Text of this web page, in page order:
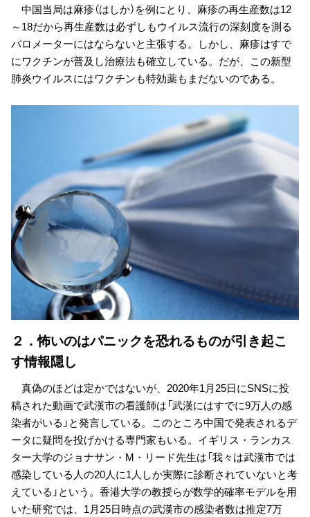
中国当局は麻疹（はしか）を例にとり、麻疹の再生産数は12
～18だから再生産数は必ずしもウイルス流行の深刻度を測る
バロメーターにはならないと主張する。しかし、麻疹はすで
にワクチンが普及し治療法も確立している。だが、この新型
肺炎ウイルスにはワクチンも特効薬もまだないのである。
２．怖いのはパニックを恐れるものが引き起こ
す情報隠し
真偽のほどは定かではないが、2020年1月25日にSNSに投
稿された動画で武漢市の看護師は「武漢にはすでに9万人の感
染者がいる」と発言している。このところ中国で発表されるデ
ータに疑問を投げかける専門家もいる。イギリス・ランカス
ター大学のジョナサン・M・リード先生は「我々は武漢市では
感染している人の20人に1人しか実際に診断されていないと考
えている」という。香港大学の教授らが数学的確率モデルを用
いた研究では、1月25日時点の武漢市の感染者数は推定7万